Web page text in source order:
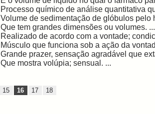
Processo químico de análise quantitativa
Volume de sedimentação de glóbulos pelo
Que tem grandes dimensões ou volumes. ...
Realizado de acordo com a vontade;
Músculo que funciona sob a ação da
Grande prazer, sensação agradável que
Que mostra volúpia; sensual. ...
15 16 17 18